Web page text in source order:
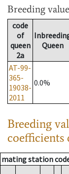
Breeding
code
of
queen
2a
Queen
AT-99-
365-
19038-
2011
0.0%
Breeding
coefficients
mating station